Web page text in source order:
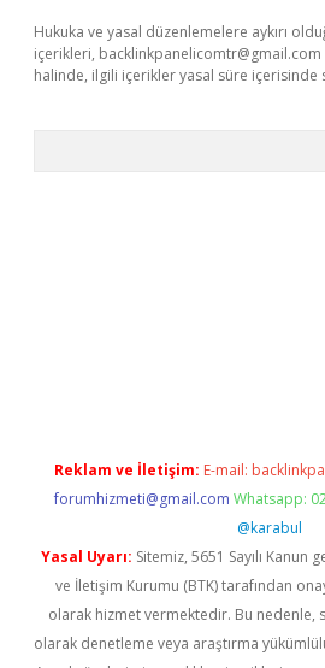
Hukuka ve yasal düzenlemelere aykırı
içerikleri, backlinkpanelicomtr@gmail.com
halinde, ilgili içerikler yasal süre içerisinde
Reklam ve İletişim: E-mail:
forumhizmeti@gmail.com Whatsapp:
@karabul
Yasal Uyarı: Sitemiz, 5651 Sayılı
ve İletişim Kurumu (BTK) tarafından
olarak hizmet vermektedir. Bu
olarak denetleme veya araştırma